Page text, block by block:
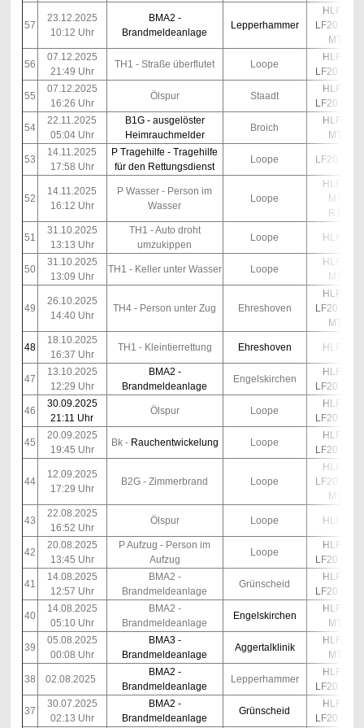
57
23.12.2025
10:12 Uhr
BMA2 -
Brandmeldeanlage
Lepperhammer
HLF10
LF20 Kats
MTF
56
07.12.2025
21:49 Uhr
TH1 - Straße überflutet Loope
HLF10
LF20 Kats
55
07.12.2025
16:26 Uhr
Ölspur Staadt
HLF10
LF20 Kats
54
22.11.2025
05:04 Uhr
B1G - ausgelöster
Heimrauchmelder
Broich
HLF10
MTF
53
14.11.2025
17:58 Uhr
P Tragehilfe - Tragehilfe
für den Rettungsdienst
Loope LF20 Kats
52
14.11.2025
16:12 Uhr
P Wasser - Person im
Wasser
Loope
HLF10
MTF
RTB
51
31.10.2025
13:13 Uhr
TH1 - Auto droht
umzukippen
Loope HLF10
50
31.10.2025
13:09 Uhr
TH1 - Keller unter Wasser Loope
HLF10
MTF
49
26.10.2025
14:40 Uhr
TH4 - Person unter Zug Ehreshoven
HLF10
LF20 Kats
MTF
48
18.10.2025
16:37 Uhr
TH1 - Kleintierrettung Ehreshoven HLF10
47
13.10.2025
12:29 Uhr
BMA2 -
Brandmeldeanlage
Engelskirchen
HLF10
LF20 Kats
46
30.09.2025
21:11 Uhr
Ölspur Loope
HLF10
LF20 Kats
45
20.09.2025
19:45 Uhr
Bk - Rauchentwickelung Loope
HLF10
LF20 Kats
44
12.09.2025
17:29 Uhr
B2G - Zimmerbrand Loope
HLF10
LF20 Kats
MTF
43
22.08.2025
16:52 Uhr
Ölspur Loope HLF10
42
20.08.2025
13:45 Uhr
P Aufzug - Person im
Aufzug
Loope
HLF10
LF20 Kats
41
14.08.2025
12:57 Uhr
BMA2 -
Brandmeldeanlage
Grünscheid
HLF10
LF20 Kats
40
14.08.2025
05:10 Uhr
BMA2 -
Brandmeldeanlage
Engelskirchen
HLF10
MTF
39
05.08.2025
00:08 Uhr
BMA3 -
Brandmeldeanlage
Aggertalklinik
HLF10
MTF
38 02.08.2025
BMA2 -
Brandmeldeanlage
Lepperhammer
HLF10
LF20 Kats
37
30.07.2025
02:13 Uhr
BMA2 -
Brandmeldeanlage
Grünscheid
HLF10
LF20 Kats